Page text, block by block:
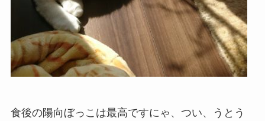
食後の陽向ぼっこは最高ですにゃ、つい、うとう